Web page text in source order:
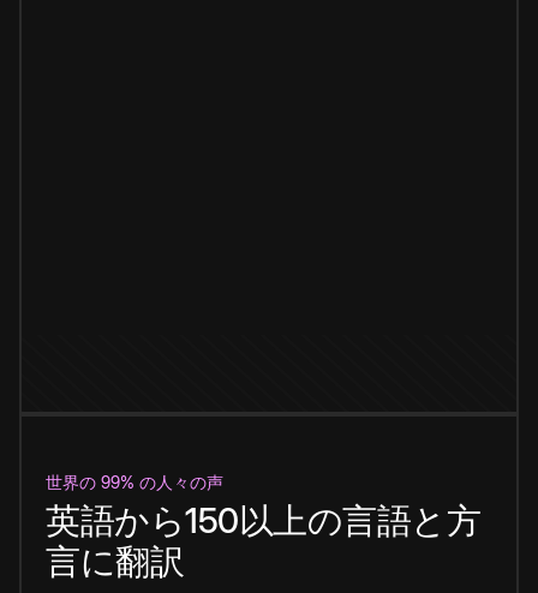
世界の 99% の人々の声
英語から150以上の言語と方
言に翻訳